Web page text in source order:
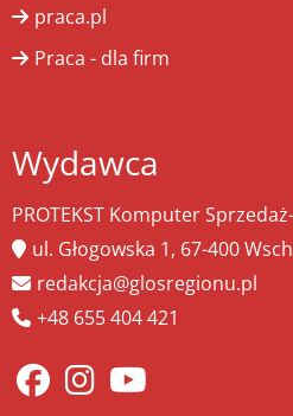
praca.pl
Praca - dla firm
Wydawca
PROTEKST Komputer
ul. Głogowska 1, 67-400
redakcja@glosregionu.pl
+48 655 404 421